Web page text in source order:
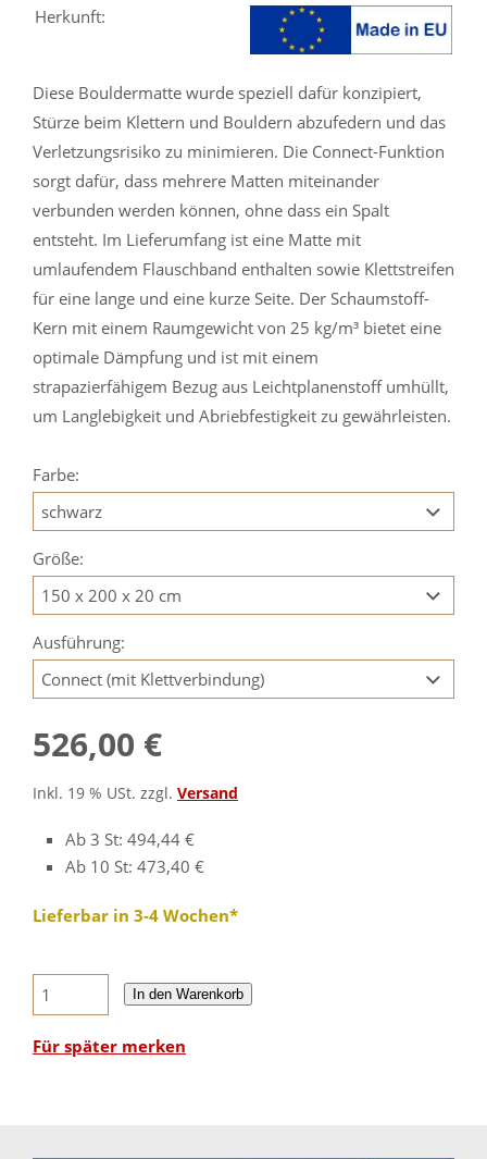
Herkunft:
Diese Bouldermatte wurde speziell dafür konzipiert,
Stürze beim Klettern und Bouldern abzufedern und das
Verletzungsrisiko zu minimieren. Die Connect-Funktion
sorgt dafür, dass mehrere Matten miteinander
verbunden werden können, ohne dass ein Spalt
entsteht. Im Lieferumfang ist eine Matte mit
umlaufendem Flauschband enthalten sowie Klettstreifen
für eine lange und eine kurze Seite. Der Schaumstoff-
Kern mit einem Raumgewicht von 25 kg/m³ bietet eine
optimale Dämpfung und ist mit einem
strapazierfähigem Bezug aus Leichtplanenstoff umhüllt,
um Langlebigkeit und Abriebfestigkeit zu gewährleisten.
Farbe:
Größe:
Ausführung:
526,00 €
Inkl. 19 % USt. zzgl. Versand
Ab 3 St: 494,44 €
Ab 10 St: 473,40 €
Lieferbar in 3-4 Wochen*
In den Warenkorb
Für später merken